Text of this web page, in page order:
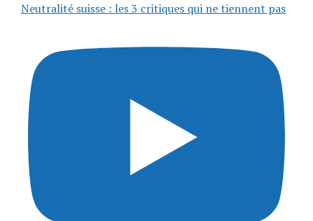
Neutralité suisse : les 3 critiques qui ne tiennent pas